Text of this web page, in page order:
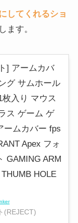
してくれるショ
ます。
] アームカバ
グ サムホール
枚入り マウス
ス ゲーム ゲ
ームカバー fps
Apex フォ
GAMING ARM
HOLE
(REJECT)